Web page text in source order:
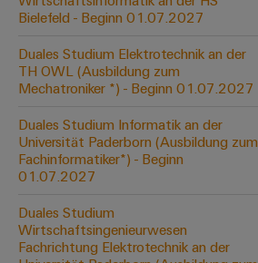
Abwasseraufbereitung
für
die
Wasser-
Abwasserindustrie
Wasserstoff
Wasserstoff
Schlüsseltechnologie
für
die
Werkzeuge
Automaten
Software
Markierer
Industriedrucker
Cabinet
Bielefeld - Beginn 01.07.2027
Duales Studium Elektrotechnik an der
TH OWL (Ausbildung zum
Mechatroniker *) - Beginn 01.07.2027
Duales Studium Informatik an der
Universität Paderborn (Ausbildung zum
Fachinformatiker*) - Beginn
01.07.2027
Duales Studium
Wirtschaftsingenieurwesen
Fachrichtung Elektrotechnik an der